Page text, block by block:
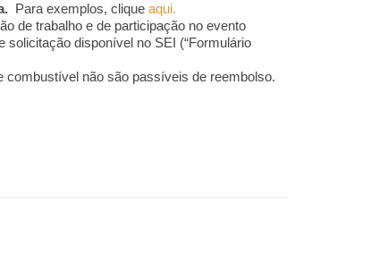
Para exemplos, clique aqui.
de trabalho e de participação no evento
disponível no SEI (“Formulário
combustível não são passíveis de reembolso.